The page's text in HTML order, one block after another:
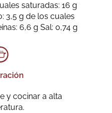
saturadas: 16 g
3,5 g de los cuales
6,6 g Sal: 0,74 g
y cocinar a alta